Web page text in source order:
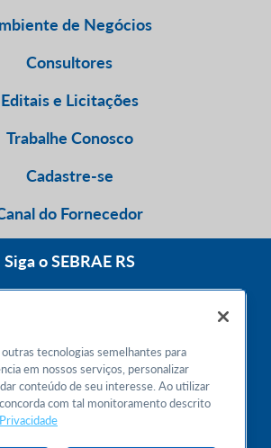
de Negócios
Consultores
Editais e Licitações
Trabalhe Conosco
Cadastre-se
do Fornecedor
Siga o SEBRAE RS
Atendimento 24h
Chame no WhatsApp
tecnologias semelhantes para
em nossos serviços, personalizar
conteúdo de seu interesse. Ao utilizar
com tal monitoramento descrito